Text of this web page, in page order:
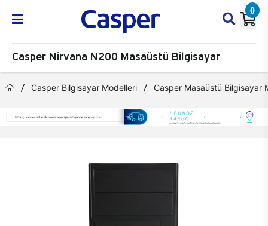
0
Casper Nirvana N200 Masaüstü Bilgisayar
Casper Bilgisayar Modelleri Casper Masaüstü Bilgisayar